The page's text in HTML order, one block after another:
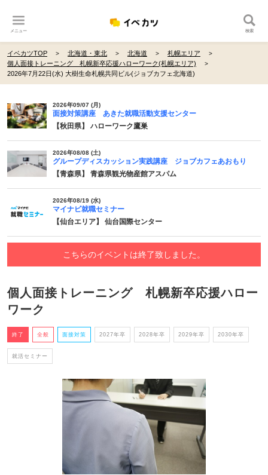
メニュー 検索
イベカツTOP 北海道・東北 北海道
札幌エリア
個人面接トレーニング 札幌新卒応援ハローワーク(札幌エリア)
2026年7月22日(水) 大樹生命札幌共同ビル(ジョブカフェ北海道)
2026年09/07 (月)
面接対策講座 あきた就職活動支援センター
【秋田県】 ハローワーク鷹巣
2026年08/08 (土)
グループディスカッション実践講座 ジョブカフェあおもり
【青森県】 青森県観光物産館アスパム
2026年08/19 (水)
マイナビ就職セミナー
【仙台エリア】 仙台国際センター
こちらのイベントは終了致しました。
個人面接トレーニング 札幌新卒応援ハロー
ワーク
終了 全般 面接対策 2027年卒 2028年卒 2029年卒 2030年卒
就活セミナー